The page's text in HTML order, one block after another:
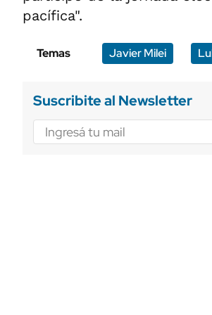
pacífica".
Temas Javier Milei
Suscribite al Newsletter